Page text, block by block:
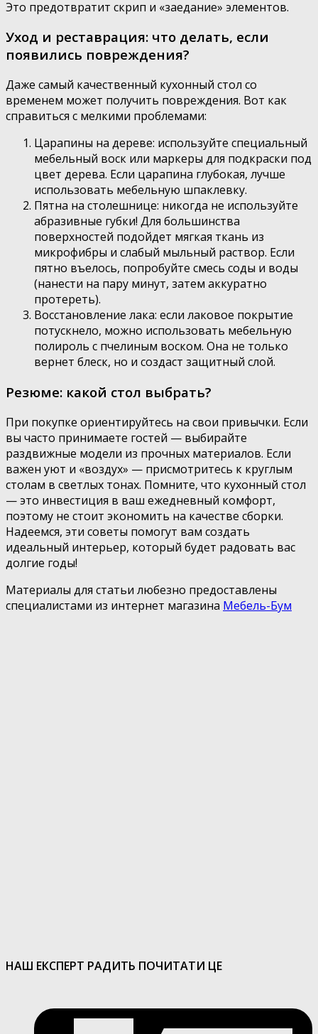
Это предотвратит скрип и «заедание» элементов.
Уход и реставрация: что делать, если
появились повреждения?
Даже самый качественный кухонный стол со
временем может получить повреждения. Вот как
справиться с мелкими проблемами:
Царапины на дереве: используйте специальный
мебельный воск или маркеры для подкраски под
цвет дерева. Если царапина глубокая, лучше
использовать мебельную шпаклевку.
Пятна на столешнице: никогда не используйте
абразивные губки! Для большинства
поверхностей подойдет мягкая ткань из
микрофибры и слабый мыльный раствор. Если
пятно въелось, попробуйте смесь соды и воды
(нанести на пару минут, затем аккуратно
протереть).
Восстановление лака: если лаковое покрытие
потускнело, можно использовать мебельную
полироль с пчелиным воском. Она не только
вернет блеск, но и создаст защитный слой.
Резюме: какой стол выбрать?
При покупке ориентируйтесь на свои привычки. Если
вы часто принимаете гостей — выбирайте
раздвижные модели из прочных материалов. Если
важен уют и «воздух» — присмотритесь к круглым
столам в светлых тонах. Помните, что кухонный стол
— это инвестиция в ваш ежедневный комфорт,
поэтому не стоит экономить на качестве сборки.
Надеемся, эти советы помогут вам создать
идеальный интерьер, который будет радовать вас
долгие годы!
Материалы для статьи любезно предоставлены
специалистами из интернет магазина Мебель-Бум
НАШ ЕКСПЕРТ РАДИТЬ ПОЧИТАТИ ЦЕ